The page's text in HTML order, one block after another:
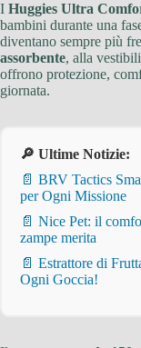
I Huggies Ultra
bambini durante una
diventano sempre più
assorbente, alla
offrono protezione,
giornata.
🔎 Ultime Notizie:
📄 BRV Tactics
per Ogni Missione
📄 Nice Pet: il
zampe merita
📄 Estrattore di
Ogni Goccia!